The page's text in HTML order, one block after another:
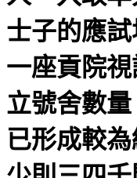
士子的應試
一座貢院
立號舍數
已形成較